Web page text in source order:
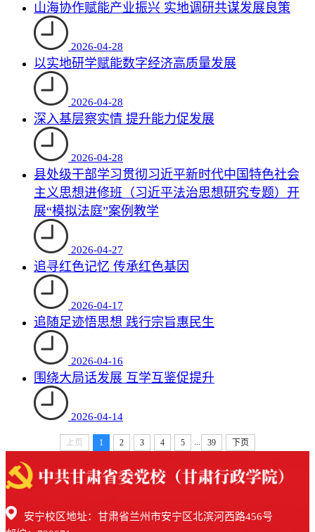
山海协作赋能产业振兴 实地调研共谋发展良策
2026-04-28
以实地研学赋能数字经济高质量发展
2026-04-28
深入基层察实情 提升能力促发展
2026-04-28
县处级干部学习贯彻习近平新时代中国特色社会
主义思想进修班（习近平法治思想研究专题）开
展“模拟法庭”案例教学
2026-04-27
追寻红色记忆 传承红色基因
2026-04-17
追随足迹悟思想 践行宗旨惠民生
2026-04-16
围绕大局话发展 互学互鉴促提升
2026-04-14
上页 1 2 3 4 5 ... 39 下页
安宁校区地址：甘肃省兰州市安宁区北滨河西路456号